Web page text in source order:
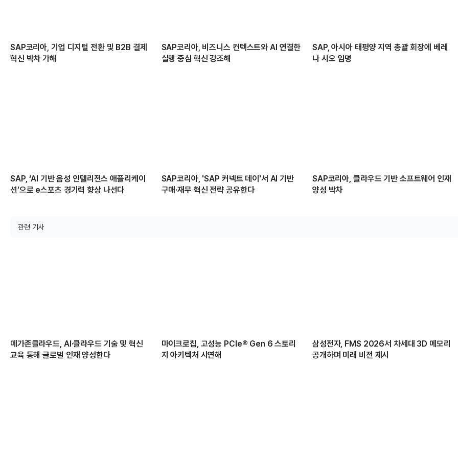
SAP코리아, 기업 디지털 전환 및 B2B 결제
혁신 박차 가해
SAP코리아, 비즈니스 컨텍스트와 AI 연결한
실행 중심 혁신 강조해
SAP, 아시아 태평양 지역 총괄 회장에 베레
나 시오 임명
SAP, ‘AI 기반 음성 인텔리전스 애플리케이
션’으로 e스포츠 경기력 향상 나선다
SAP코리아, 'SAP 커넥트 데이'서 AI 기반
구매·재무 혁신 전략 공유한다
SAP코리아, 클라우드 기반 소프트웨어 인재
양성 박차
관련 기사
메가존클라우드, AI·클라우드 기술 및 혁신
교육 통해 글로벌 인재 양성한다
마이크로칩, 고성능 PCIe® Gen 6 스토리
지 아키텍처 시연해
삼성전자, FMS 2026서 차세대 3D 메모리
공개하며 미래 비전 제시